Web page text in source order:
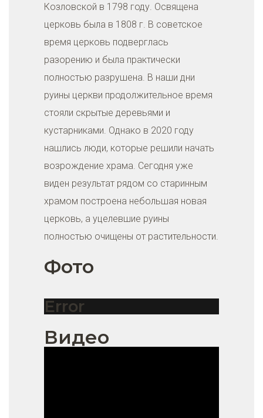
Козловской в 1798 году. Освящена
церковь была в 1808 г. В советское
время церковь подверглась
разорению и была практически
полностью разрушена. В наши дни
руины церкви продолжительное время
стояли скрытые деревьями и
кустарниками. Однако в 2020 году
нашлись люди, которые решили начать
возрождение храма. Сегодня уже
виден результат рядом со старинным
храмом построена небольшая новая
церковь, а уцелевшие руины
полностью очищены от растительности.
Фото
Error
Видео